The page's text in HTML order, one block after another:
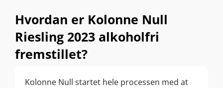
Hvordan er Kolonne Null
Riesling 2023 alkoholfri
fremstillet?
Kolonne Null startet hele processen med at